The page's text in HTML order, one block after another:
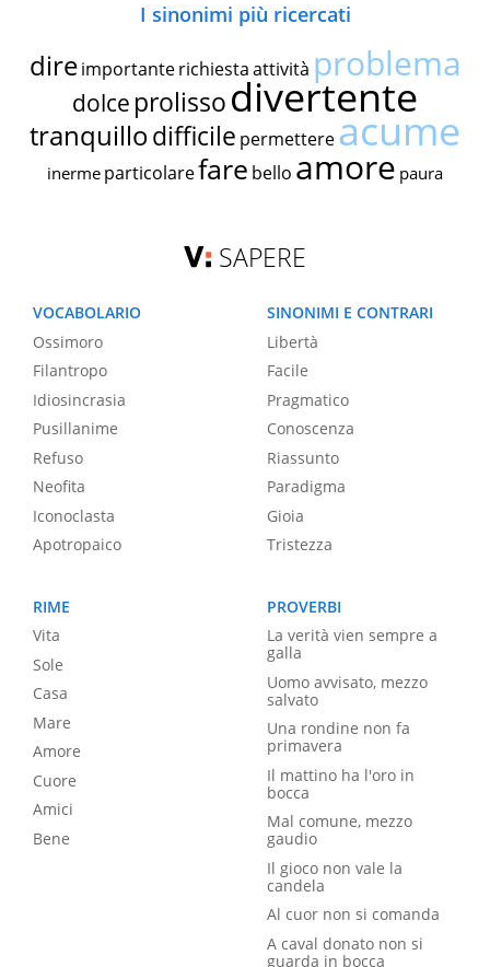
I sinonimi più ricercati
dire importante richiestaattività problema
dolce prolissodivertente
tranquillodifficile permettereacume
inerme particolarefare bello amore paura
SAPERE
VOCABOLARIO
Ossimoro
Filantropo
Idiosincrasia
Pusillanime
Refuso
Neofita
Iconoclasta
Apotropaico
SINONIMI E CONTRARI
Libertà
Facile
Pragmatico
Conoscenza
Riassunto
Paradigma
Gioia
Tristezza
RIME
Vita
Sole
Casa
Mare
Amore
Cuore
Amici
Bene
PROVERBI
La verità vien sempre a
galla
Uomo avvisato, mezzo
salvato
Una rondine non fa
primavera
Il mattino ha l'oro in
bocca
Mal comune, mezzo
gaudio
Il gioco non vale la
candela
Al cuor non si comanda
A caval donato non si
guarda in bocca